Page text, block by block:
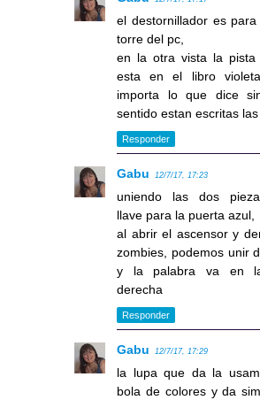
el destornillador es
torre del pc,
en la otra vista la pista
esta en el libro
importa lo que dice
sentido estan escritas
Responder
Gabu 12/7/17, 17:23
uniendo las dos
llave para la puerta azul,
al abrir el ascensor y
zombies, podemos unir
y la palabra va en
derecha
Responder
Gabu 12/7/17, 17:29
la lupa que da la
bola de colores y da